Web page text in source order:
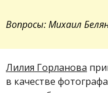
Вопросы: Михаил
Лилия Горланова
в качестве